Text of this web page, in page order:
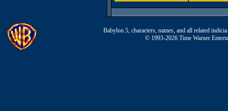
Babylon 5, characters, names, and all related
© 1993-2026 Time Warner